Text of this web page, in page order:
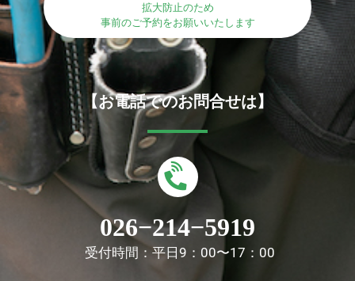
拡大防止のため
事前のご予約をお願いいたします
【お電話でのお問合せは】
026−214−5919
受付時間：平日9：00〜17：00